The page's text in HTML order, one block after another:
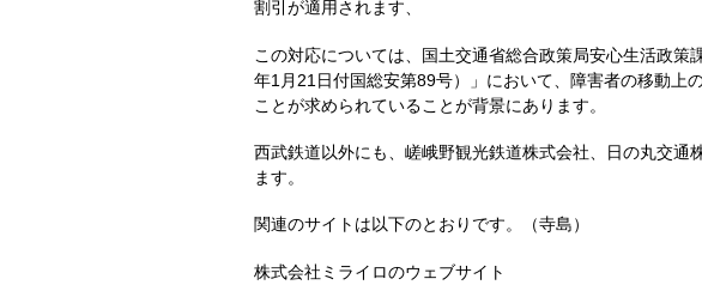
割引が適用されます、
この対応については、国土交通省総合政策局安心生活政
年1月21日付国総安第89号）」において、障害者の移動上
ことが求められていることが背景にあります。
西武鉄道以外にも、嵯峨野観光鉄道株式会社、日の丸交
ます。
関連のサイトは以下のとおりです。（寺島）
株式会社ミライロのウェブサイト